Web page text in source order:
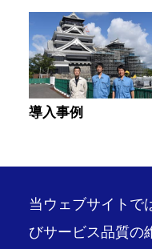
導入事例
当ウェブサイトで
びサービス品質の